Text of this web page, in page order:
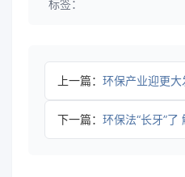
标签：
上一篇： 环保产业迎更大
下一篇： 环保法“长牙”了